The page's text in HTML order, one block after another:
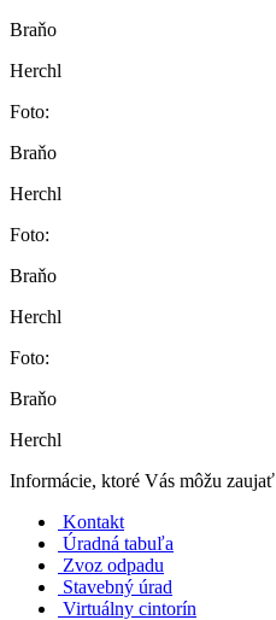
Braňo
Herchl
Foto:
Braňo
Herchl
Foto:
Braňo
Herchl
Foto:
Braňo
Herchl
Informácie, ktoré Vás môžu zaujať
Kontakt
Úradná tabuľa
Zvoz odpadu
Stavebný úrad
Virtuálny cintorín